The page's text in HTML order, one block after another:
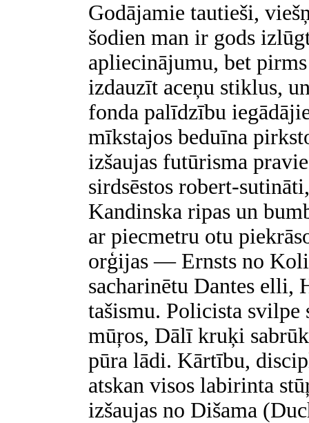
Godājamie tautieši,
šodien man ir gods
apliecinājumu, bet
izdauzīt aceņu stiklus,
fonda palīdzību
mīkstajos beduīna
izšaujas futūrisma
sirdsēstos robert-
Kandinska ripas un
ar piecmetru otu
orģijas — Ernsts no
sacharinētu Dantes elli,
tašismu. Policista
mūŗos, Dālī kruķi
pūra lādi. Kārtību,
atskan visos labirinta
izšaujas no Dišama